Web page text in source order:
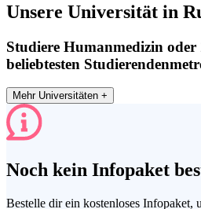
Unsere Universität in
Studiere Humanmedizin
beliebtesten
Mehr Universitäten +
Noch kein Infopaket
Bestelle dir ein kostenloses Infopaket,